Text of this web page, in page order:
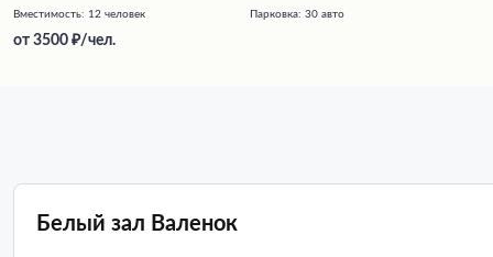
Вместимость: 12 человек Парковка: 30 авто
от 3500 /чел.
Белый зал Валенок